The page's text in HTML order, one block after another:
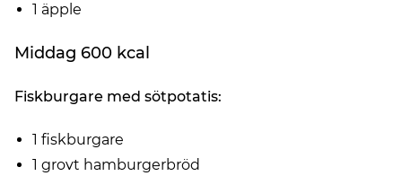
1 äpple
Middag 600 kcal
Fiskburgare med sötpotatis:
1 fiskburgare
1 grovt hamburgerbröd